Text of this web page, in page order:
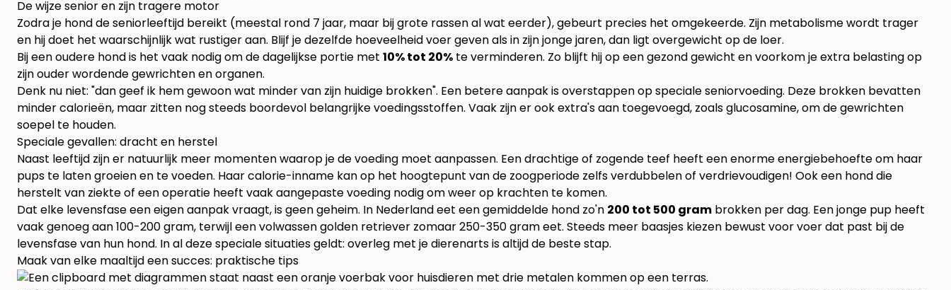
De wijze senior en zijn tragere motor
Zodra je hond de seniorleeftijd bereikt (meestal rond 7 jaar, maar bij grote rassen al wat eerder), gebeurt precies het omgekeerde. Zijn metabolisme wordt trager
en hij doet het waarschijnlijk wat rustiger aan. Blijf je dezelfde hoeveelheid voer geven als in zijn jonge jaren, dan ligt overgewicht op de loer.
Bij een oudere hond is het vaak nodig om de dagelijkse portie met 10% tot 20% te verminderen. Zo blijft hij op een gezond gewicht en voorkom je extra belasting op
zijn ouder wordende gewrichten en organen.
Denk nu niet: "dan geef ik hem gewoon wat minder van zijn huidige brokken". Een betere aanpak is overstappen op speciale seniorvoeding. Deze brokken bevatten
minder calorieën, maar zitten nog steeds boordevol belangrijke voedingsstoffen. Vaak zijn er ook extra's aan toegevoegd, zoals glucosamine, om de gewrichten
soepel te houden.
Speciale gevallen: dracht en herstel
Naast leeftijd zijn er natuurlijk meer momenten waarop je de voeding moet aanpassen. Een drachtige of zogende teef heeft een enorme energiebehoefte om haar
pups te laten groeien en te voeden. Haar calorie-inname kan op het hoogtepunt van de zoogperiode zelfs verdubbelen of verdrievoudigen! Ook een hond die
herstelt van ziekte of een operatie heeft vaak aangepaste voeding nodig om weer op krachten te komen.
Dat elke levensfase een eigen aanpak vraagt, is geen geheim. In Nederland eet een gemiddelde hond zo'n 200 tot 500 gram brokken per dag. Een jonge pup heeft
vaak genoeg aan 100-200 gram, terwijl een volwassen golden retriever zomaar 250-350 gram eet. Steeds meer baasjes kiezen bewust voor voer dat past bij de
levensfase van hun hond. In al deze speciale situaties geldt: overleg met je dierenarts is altijd de beste stap.
Maak van elke maaltijd een succes: praktische tips